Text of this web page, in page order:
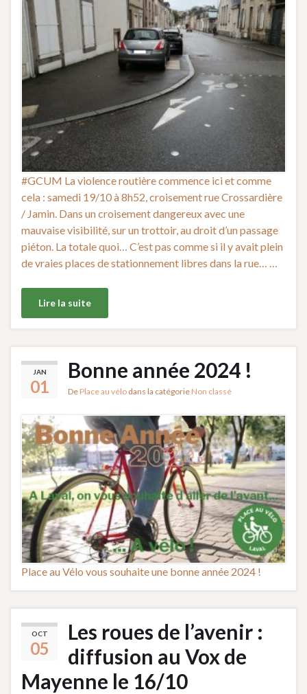
#GCUM La violence routière commence ici et comme
cela : samedi 19/10 à 8h52, croisement rue Crossardière
/ Jamin. Dans un croisement dangereux avec une
mauvaise visibilité, sur un trottoir, au droit d’un passage
piéton. La totale quoi… C’est pas comme si il y avait plein
de vraies places de stationnement libres dans la rue… …
Lire la suite
JAN
01
Bonne année 2024 !
De Place au vélo dans la catégorie Non classé
Place au Vélo vous souhaite une bonne année 2024 !
OCT
05
Les roues de l’avenir :
diffusion au Vox de
Mayenne le 16/10